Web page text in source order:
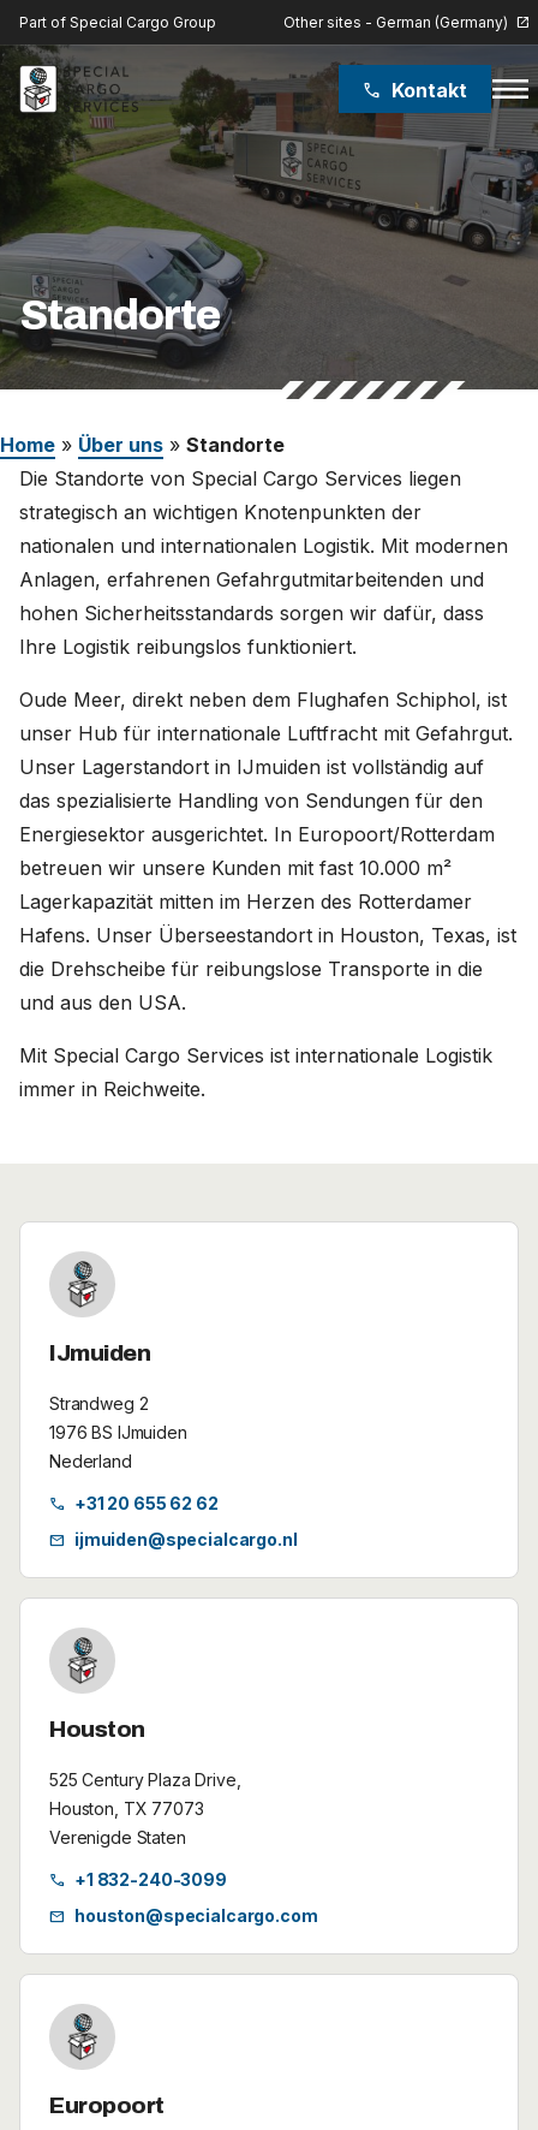
Part of Special Cargo Group Other sites - German (Germany) open_in_new
phone Kontakt menu
Standorte
Home » Über uns » Standorte
Die Standorte von Special Cargo Services liegen
strategisch an wichtigen Knotenpunkten der
nationalen und internationalen Logistik. Mit modernen
Anlagen, erfahrenen Gefahrgutmitarbeitenden und
hohen Sicherheitsstandards sorgen wir dafür, dass
Ihre Logistik reibungslos funktioniert.
Oude Meer, direkt neben dem Flughafen Schiphol, ist
unser Hub für internationale Luftfracht mit Gefahrgut.
Unser Lagerstandort in IJmuiden ist vollständig auf
das spezialisierte Handling von Sendungen für den
Energiesektor ausgerichtet. In Europoort/Rotterdam
betreuen wir unsere Kunden mit fast 10.000 m²
Lagerkapazität mitten im Herzen des Rotterdamer
Hafens. Unser Überseestandort in Houston, Texas, ist
die Drehscheibe für reibungslose Transporte in die
und aus den USA.
Mit Special Cargo Services ist internationale Logistik
immer in Reichweite.
IJmuiden
Strandweg 2
1976 BS IJmuiden
Nederland
call +31 20 655 62 62
mail ijmuiden@specialcargo.nl
Houston
525 Century Plaza Drive,
Houston, TX 77073
Verenigde Staten
call +1 832-240-3099
mail houston@specialcargo.com
Europoort
Special Cargo Group
Special Cargo College
Isologic
Leistungen
Über uns
Karriere
Deutschland (Deutsch)
Nederland (Nederlands)
The Netherlands (English)